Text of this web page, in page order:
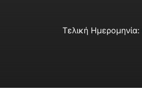
Τελική Ημερομηνία: